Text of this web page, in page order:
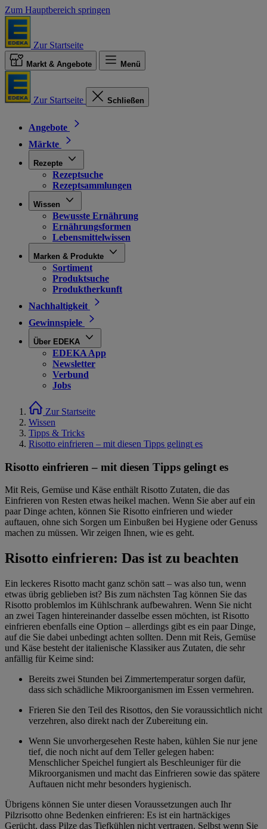
Zum Hauptbereich springen
Zur Startseite
Markt & Angebote Menü
Zur Startseite Schließen
Angebote
Märkte
Rezepte
Rezeptsuche
Rezeptsammlungen
Wissen
Bewusste Ernährung
Ernährungsformen
Lebensmittelwissen
Marken & Produkte
Sortiment
Produktsuche
Produktherkunft
Nachhaltigkeit
Gewinnspiele
Über EDEKA
EDEKA App
Newsletter
Verbund
Jobs
Zur Startseite
Wissen
Tipps & Tricks
Risotto einfrieren – mit diesen Tipps gelingt es
Risotto einfrieren – mit diesen Tipps gelingt es
Mit Reis, Gemüse und Käse enthält Risotto Zutaten, die das
Einfrieren von Resten etwas heikel machen. Wenn Sie aber auf ein
paar Dinge achten, können Sie Risotto einfrieren und wieder
auftauen, ohne sich Sorgen um Einbußen bei Hygiene oder Genuss
machen zu müssen. Wir zeigen Ihnen, wie es geht.
Risotto einfrieren: Das ist zu beachten
Ein leckeres Risotto macht ganz schön satt – was also tun, wenn
etwas übrig geblieben ist? Bis zum nächsten Tag können Sie das
Risotto problemlos im Kühlschrank aufbewahren. Wenn Sie nicht
an zwei Tagen hintereinander dasselbe essen möchten, ist Risotto
einfrieren ebenfalls eine Option – allerdings gibt es ein paar Dinge,
auf die Sie dabei unbedingt achten sollten. Denn mit Reis, Gemüse
und Käse besteht der italienische Klassiker aus Zutaten, die sehr
anfällig für Keime sind:
Bereits zwei Stunden bei Zimmertemperatur sorgen dafür,
dass sich schädliche Mikroorganismen im Essen vermehren.
Frieren Sie den Teil des Risottos, den Sie voraussichtlich nicht
verzehren, also direkt nach der Zubereitung ein.
Wenn Sie unvorhergesehen Reste haben, kühlen Sie nur jene
tief, die noch nicht auf dem Teller gelegen haben:
Menschlicher Speichel fungiert als Beschleuniger für die
Mikroorganismen und macht das Einfrieren sowie das spätere
Auftauen nicht mehr besonders hygienisch.
Übrigens können Sie unter diesen Voraussetzungen auch Ihr
Pilzrisotto ohne Bedenken einfrieren: Es ist ein hartnäckiges
Gerücht, dass Pilze das Tiefkühlen nicht vertragen. Selbst wenn Sie